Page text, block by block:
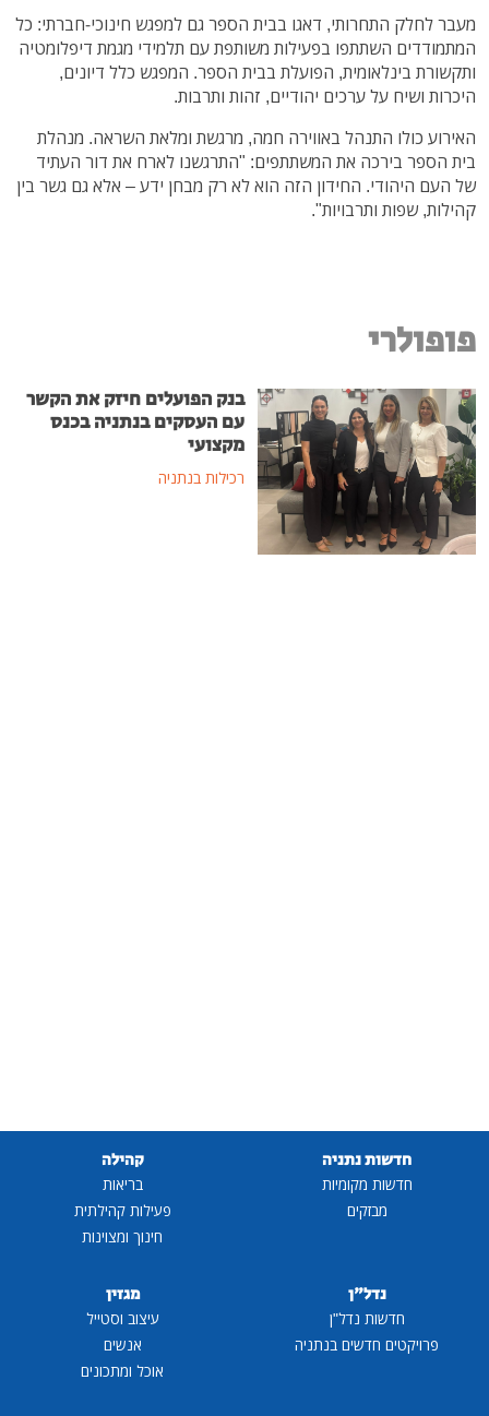
מעבר לחלק התחרותי, דאגו בבית הספר גם למפגש חינוכי-חברתי: כל
המתמודדים השתתפו בפעילות משותפת עם תלמידי מגמת דיפלומטיה
ותקשורת בינלאומית, הפועלת בבית הספר. המפגש כלל דיונים,
היכרות ושיח על ערכים יהודיים, זהות ותרבות.
האירוע כולו התנהל באווירה חמה, מרגשת ומלאת השראה. מנהלת
בית הספר בירכה את המשתתפים: "התרגשנו לארח את דור העתיד
של העם היהודי. החידון הזה הוא לא רק מבחן ידע – אלא גם גשר בין
קהילות, שפות ותרבויות".
פופולרי
בנק הפועלים חיזק את הקשר
עם העסקים בנתניה בכנס
מקצועי
רכילות בנתניה
חדשות נתניה
חדשות מקומיות
מבזקים
קהילה
בריאות
פעילות קהילתית
חינוך ומצוינות
נדל"ן
חדשות נדל"ן
פרויקטים חדשים בנתניה
מגזין
עיצוב וסטייל
אנשים
אוכל ומתכונים